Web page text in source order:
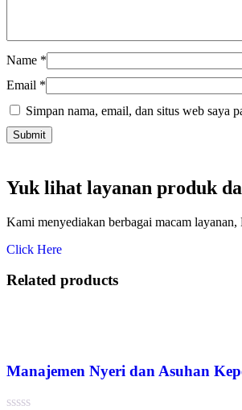
Name *
Email *
Simpan nama, email, dan situs web saya
Yuk lihat layanan produk
Kami menyediakan berbagai macam
Click Here
Related products
Manajemen Nyeri dan Asuhan